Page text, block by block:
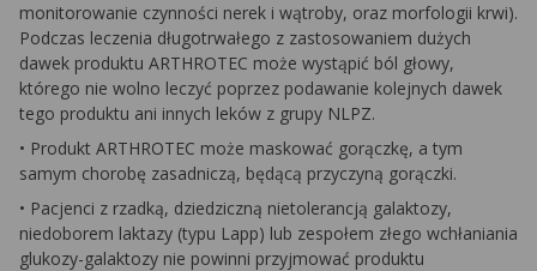
monitorowanie czynności nerek i wątroby, oraz morfologii krwi).
Podczas leczenia długotrwałego z zastosowaniem dużych
dawek produktu ARTHROTEC może wystąpić ból głowy,
którego nie wolno leczyć poprzez podawanie kolejnych dawek
tego produktu ani innych leków z grupy NLPZ.
• Produkt ARTHROTEC może maskować gorączkę, a tym
samym chorobę zasadniczą, będącą przyczyną gorączki.
• Pacjenci z rzadką, dziedziczną nietolerancją galaktozy,
niedoborem laktazy (typu Lapp) lub zespołem złego wchłaniania
glukozy-galaktozy nie powinni przyjmować produktu